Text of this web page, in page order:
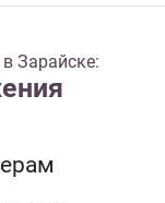
Зарайске: